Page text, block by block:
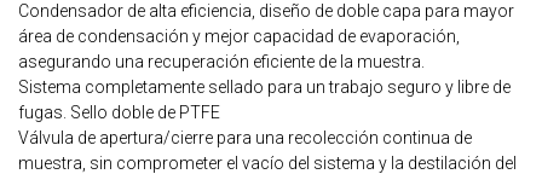
Condensador de alta eficiencia, diseño de doble capa para mayor
área de condensación y mejor capacidad de evaporación,
asegurando una recuperación eficiente de la muestra.
Sistema completamente sellado para un trabajo seguro y libre de
fugas. Sello doble de PTFE
Válvula de apertura/cierre para una recolección continua de
muestra, sin comprometer el vacío del sistema y la destilación del